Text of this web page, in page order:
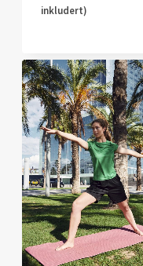
inkludert)